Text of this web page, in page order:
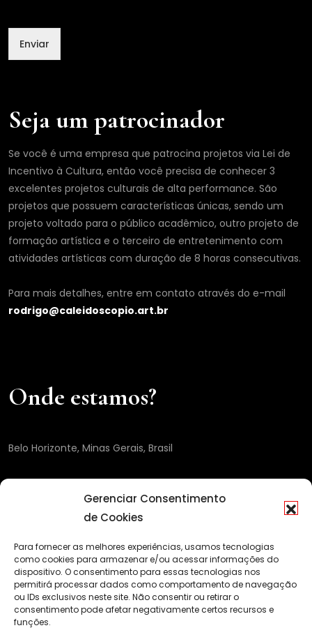
Gerenciar Consentimento
de Cookies
Para fornecer as melhores experiências, usamos tecnologias
como cookies para armazenar e/ou acessar informações do
dispositivo. O consentimento para essas tecnologias nos
permitirá processar dados como comportamento de navegação
ou IDs exclusivos neste site. Não consentir ou retirar o
consentimento pode afetar negativamente certos recursos e
funções.
m
i
m
e
Enviar
Seja um patrocinador
Se você é uma empresa que patrocina projetos via Lei de
Incentivo à Cultura, então você precisa de conhecer 3
excelentes projetos culturais de alta performance. São
projetos que possuem características únicas, sendo um
projeto voltado para o público acadêmico, outro projeto de
formação artística e o terceiro de entretenimento com
atividades artísticas com duração de 8 horas consecutivas.
Para mais detalhes, entre em contato através do e-mail
rodrigo@caleidoscopio.art.br
Onde estamos?
Belo Horizonte, Minas Gerais, Brasil